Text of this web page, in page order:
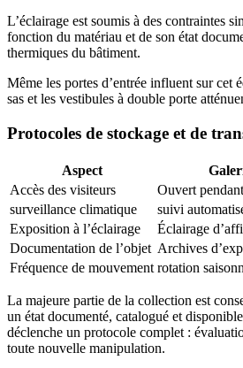
L’éclairage est soumis à des contraintes
fonction du matériau et de son état
thermiques du bâtiment.
Même les portes d’entrée influent sur cet
sas et les vestibules à double porte
Protocoles de stockage et de
Aspect
Accès des visiteurs
Ouvert
surveillance climatique
suivi
Exposition à l’éclairage
Éclairage
Documentation de l’objet Archives
Fréquence de mouvement rotation
La majeure partie de la collection est
un état documenté, catalogué et
déclenche un protocole complet :
toute nouvelle manipulation.